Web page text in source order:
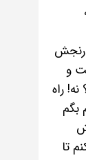
رنجش
و
راه
بگم
تا